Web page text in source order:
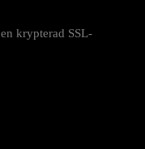
krypterad SSL-